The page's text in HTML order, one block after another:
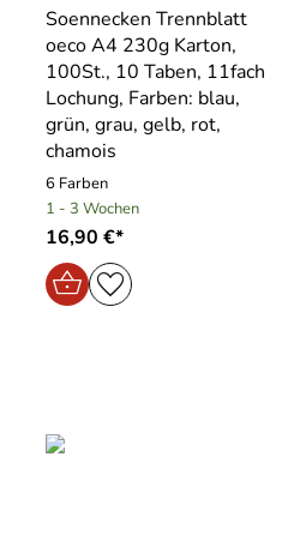
Soennecken Trennblatt
oeco A4 230g Karton,
100St., 10 Taben, 11fach
Lochung, Farben: blau,
grün, grau, gelb, rot,
chamois
6 Farben
1 - 3 Wochen
16,90 €*